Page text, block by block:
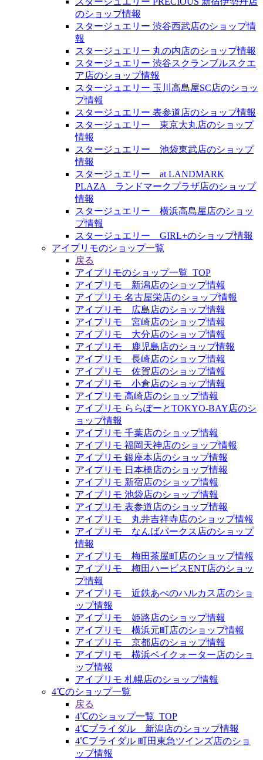
のショップ情報
スタージュエリー 渋谷西武店のショップ情
報
スタージュエリー 丸の内店のショップ情報
スタージュエリー 渋谷スクランブルスクエ
ア店のショップ情報
スタージュエリー 玉川高島屋SC店のショッ
プ情報
スタージュエリー 表参道店のショップ情報
スタージュエリー 東京大丸店のショップ
情報
スタージュエリー 池袋東武店のショップ
情報
スタージュエリー at LANDMARK
PLAZA ランドマークプラザ店のショップ
情報
スタージュエリー 横浜高島屋店のショッ
プ情報
スタージュエリー GIRL+のショップ情報
アイプリモのショップ一覧
戻る
アイプリモのショップ一覧_TOP
アイプリモ 新潟店のショップ情報
アイプリモ 名古屋栄店のショップ情報
アイプリモ 広島店のショップ情報
アイプリモ 宮崎店のショップ情報
アイプリモ 大分店のショップ情報
アイプリモ 鹿児島店のショップ情報
アイプリモ 長崎店のショップ情報
アイプリモ 佐賀店のショップ情報
アイプリモ 小倉店のショップ情報
アイプリモ 高崎店のショップ情報
アイプリモ ららぽーとTOKYO-BAY店のシ
ョップ情報
アイプリモ 千葉店のショップ情報
アイプリモ 福岡天神店のショップ情報
アイプリモ 銀座本店のショップ情報
アイプリモ 日本橋店のショップ情報
アイプリモ 新宿店のショップ情報
アイプリモ 池袋店のショップ情報
アイプリモ 表参道店のショップ情報
アイプリモ 丸井吉祥寺店のショップ情報
アイプリモ なんばパークス店のショップ
情報
アイプリモ 梅田茶屋町店のショップ情報
アイプリモ 梅田ハービスENT店のショッ
プ情報
アイプリモ 近鉄あべのハルカス店のショ
ップ情報
アイプリモ 姫路店のショップ情報
アイプリモ 横浜元町店のショップ情報
アイプリモ 京都店のショップ情報
アイプリモ 横浜ベイクォーター店のショ
ップ情報
アイプリモ 札幌店のショップ情報
4℃のショップ一覧
戻る
4℃のショップ一覧_TOP
4℃ブライダル 新潟店のショップ情報
4℃ブライダル 町田東急ツインズ店のショ
ップ情報